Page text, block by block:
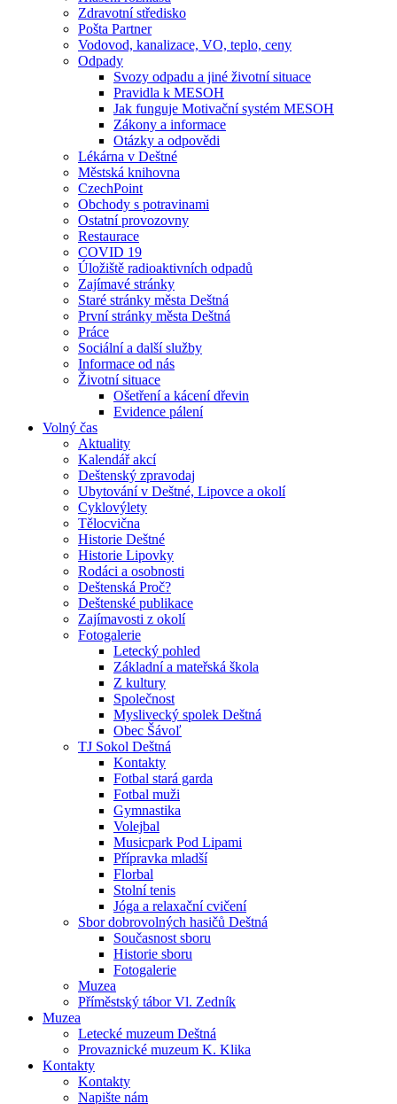
Zdravotní středisko
Pošta Partner
Vodovod, kanalizace, VO, teplo, ceny
Odpady
Svozy odpadu a jiné životní situace
Pravidla k MESOH
Jak funguje Motivační systém MESOH
Zákony a informace
Otázky a odpovědi
Lékárna v Deštné
Městská knihovna
CzechPoint
Obchody s potravinami
Ostatní provozovny
Restaurace
COVID 19
Úložiště radioaktivních odpadů
Zajímavé stránky
Staré stránky města Deštná
První stránky města Deštná
Práce
Sociální a další služby
Informace od nás
Životní situace
Ošetření a kácení dřevin
Evidence pálení
Volný čas
Aktuality
Kalendář akcí
Deštenský zpravodaj
Ubytování v Deštné, Lipovce a okolí
Cyklovýlety
Tělocvična
Historie Deštné
Historie Lipovky
Rodáci a osobnosti
Deštenská Proč?
Deštenské publikace
Zajímavosti z okolí
Fotogalerie
Letecký pohled
Základní a mateřská škola
Z kultury
Společnost
Myslivecký spolek Deštná
Obec Šávoľ
TJ Sokol Deštná
Kontakty
Fotbal stará garda
Fotbal muži
Gymnastika
Volejbal
Musicpark Pod Lipami
Přípravka mladší
Florbal
Stolní tenis
Jóga a relaxační cvičení
Sbor dobrovolných hasičů Deštná
Současnost sboru
Historie sboru
Fotogalerie
Muzea
Příměstský tábor Vl. Zedník
Muzea
Letecké muzeum Deštná
Provaznické muzeum K. Klika
Kontakty
Kontakty
Napište nám